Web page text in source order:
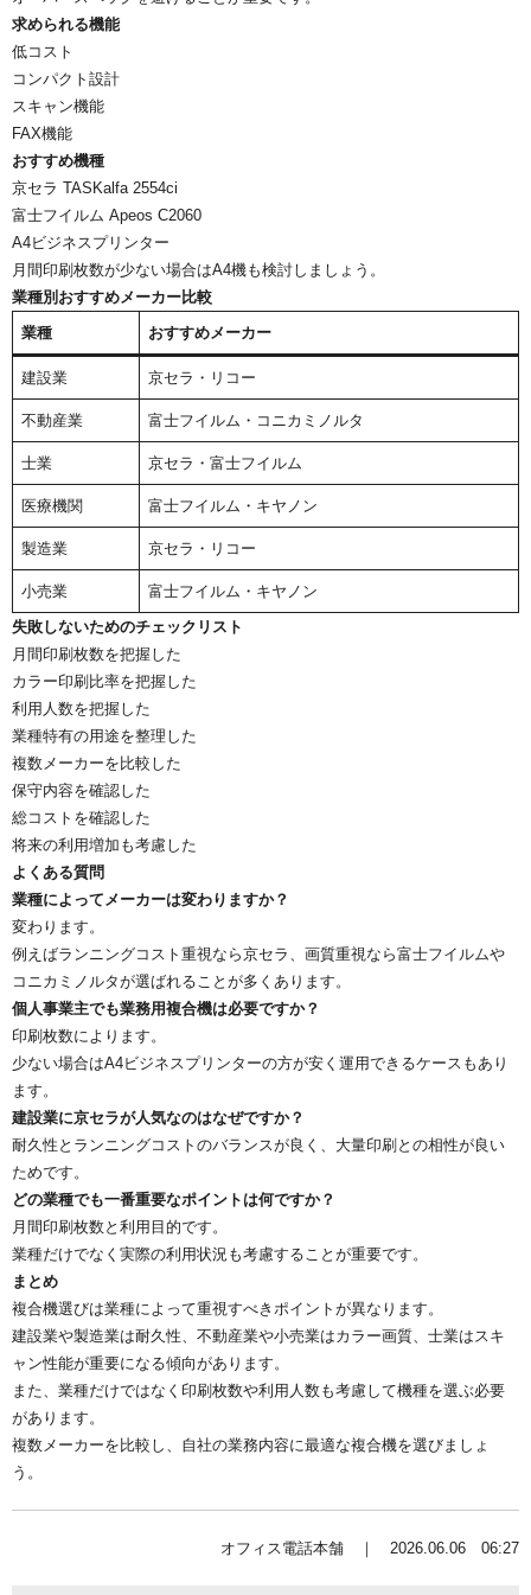
求められる機能
低コスト
コンパクト設計
スキャン機能
FAX機能
おすすめ機種
京セラ TASKalfa 2554ci
富士フイルム Apeos C2060
A4ビジネスプリンター
月間印刷枚数が少ない場合はA4機も検討しましょう。
業種別おすすめメーカー比較
業種
おすすめメーカー
建設業 京セラ・リコー
不動産業 富士フイルム・コニカミノルタ
士業 京セラ・富士フイルム
医療機関 富士フイルム・キヤノン
製造業 京セラ・リコー
小売業
富士フイルム・キヤノン
失敗しないためのチェックリスト
月間印刷枚数を把握した
カラー印刷比率を把握した
利用人数を把握した
業種特有の用途を整理した
複数メーカーを比較した
保守内容を確認した
総コストを確認した
将来の利用増加も考慮した
よくある質問
業種によってメーカーは変わりますか？
変わります。
例えばランニングコスト重視なら京セラ、画質重視なら富士フイルムや
コニカミノルタが選ばれることが多くあります。
個人事業主でも業務用複合機は必要ですか？
印刷枚数によります。
少ない場合はA4ビジネスプリンターの方が安く運用できるケースもあり
ます。
建設業に京セラが人気なのはなぜですか？
耐久性とランニングコストのバランスが良く、大量印刷との相性が良い
ためです。
どの業種でも一番重要なポイントは何ですか？
月間印刷枚数と利用目的です。
業種だけでなく実際の利用状況も考慮することが重要です。
まとめ
複合機選びは業種によって重視すべきポイントが異なります。
建設業や製造業は耐久性、不動産業や小売業はカラー画質、士業はスキ
ャン性能が重要になる傾向があります。
また、業種だけではなく印刷枚数や利用人数も考慮して機種を選ぶ必要
があります。
複数メーカーを比較し、自社の業務内容に最適な複合機を選びましょ
う。
オフィス電話本舗 ｜ 2026.06.06 06:27